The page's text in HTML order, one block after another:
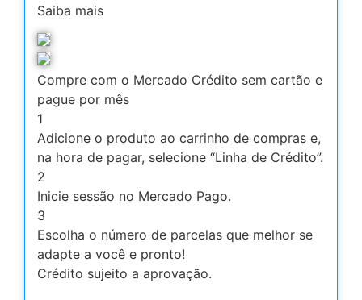
Saiba mais
Compre com o Mercado Crédito sem cartão e
pague por mês
1
Adicione o produto ao carrinho de compras e,
na hora de pagar, selecione “Linha de Crédito”.
2
Inicie sessão no Mercado Pago.
3
Escolha o número de parcelas que melhor se
adapte a você e pronto!
Crédito sujeito a aprovação.